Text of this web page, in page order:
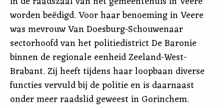
worden beëdigd. Voor haar benoeming in Veere
was mevrouw Van Doesburg-Schouwenaar
sectorhoofd van het politiedistrict De Baronie
binnen de regionale eenheid Zeeland-West-
Brabant. Zij heeft tijdens haar loopbaan diverse
functies vervuld bij de politie en is daarnaast
onder meer raadslid geweest in Gorinchem.